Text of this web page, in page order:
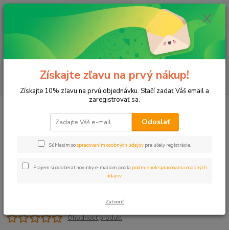
Menu
(Po-Pia, 8-17 hod.)
ks
za0 €
Spojka 20x1/2" VONZ PROFI
Spojka 20x1/2" VONZ PROFI
Ohodnotiť produkt
Získajte zľavu na prvý nákup!
Získajte 10% zľavu na prvú objednávku. Stačí zadať Váš email a
zaregistrovať sa.
Odoslať
Súhlasím sospracovaním osobných údajov pre účely registrácie.
Prajem si odoberať novinky e-mailom podľa podmienok spracovania osobných
údajov
Zatvoriť